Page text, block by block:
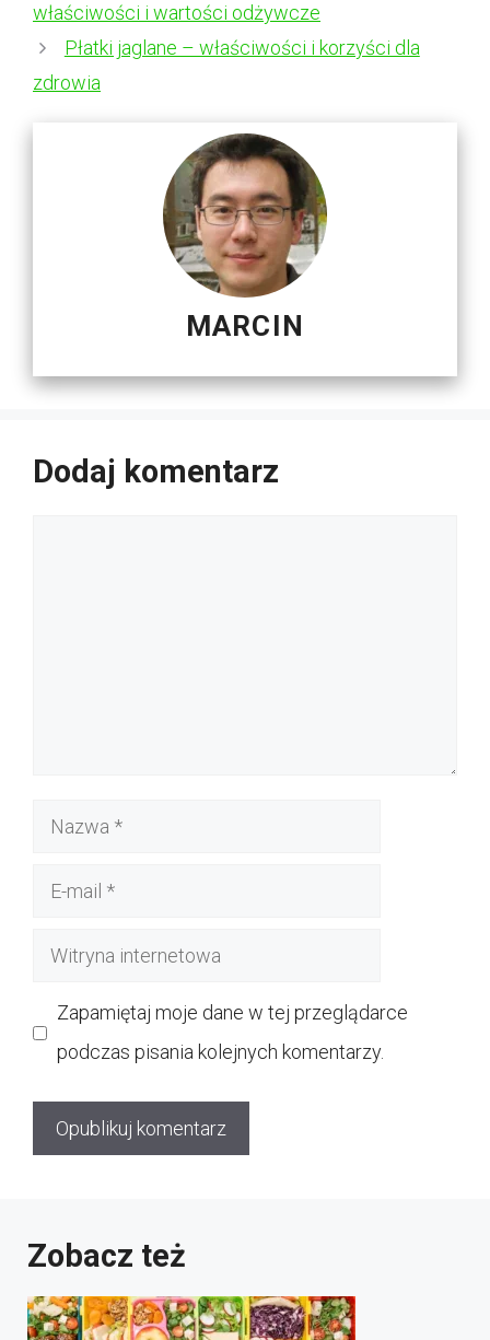
właściwości i wartości odżywcze
Płatki jaglane – właściwości i korzyści dla
zdrowia
MARCIN
Dodaj komentarz
Nazwa
Witryna
Zapamiętaj moje dane w tej przeglądarce
podczas pisania kolejnych komentarzy.
Zobacz też